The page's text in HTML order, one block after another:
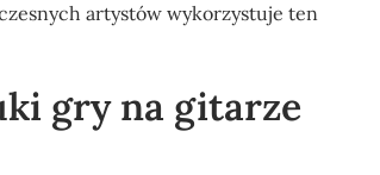
artystów wykorzystuje ten
gry na gitarze